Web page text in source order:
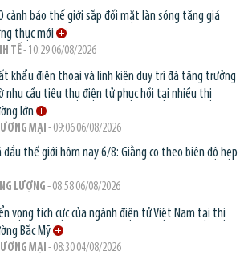
cảnh báo thế giới sắp đối mặt làn sóng tăng giá
thực mới
TẾ- 10:29 06/08/2026
khẩu điện thoại và linh kiện duy trì đà tăng trưởng
nhu cầu tiêu thụ điện tử phục hồi tại nhiều thị
lớn
MẠI - 09:06 06/08/2026
dầu thế giới hôm nay 6/8: Giằng co theo biên độ hẹp
LƯỢNG- 08:58 06/08/2026
vọng tích cực của ngành điện tử Việt Nam tại thị
Bắc Mỹ
MẠI - 08:30 04/08/2026